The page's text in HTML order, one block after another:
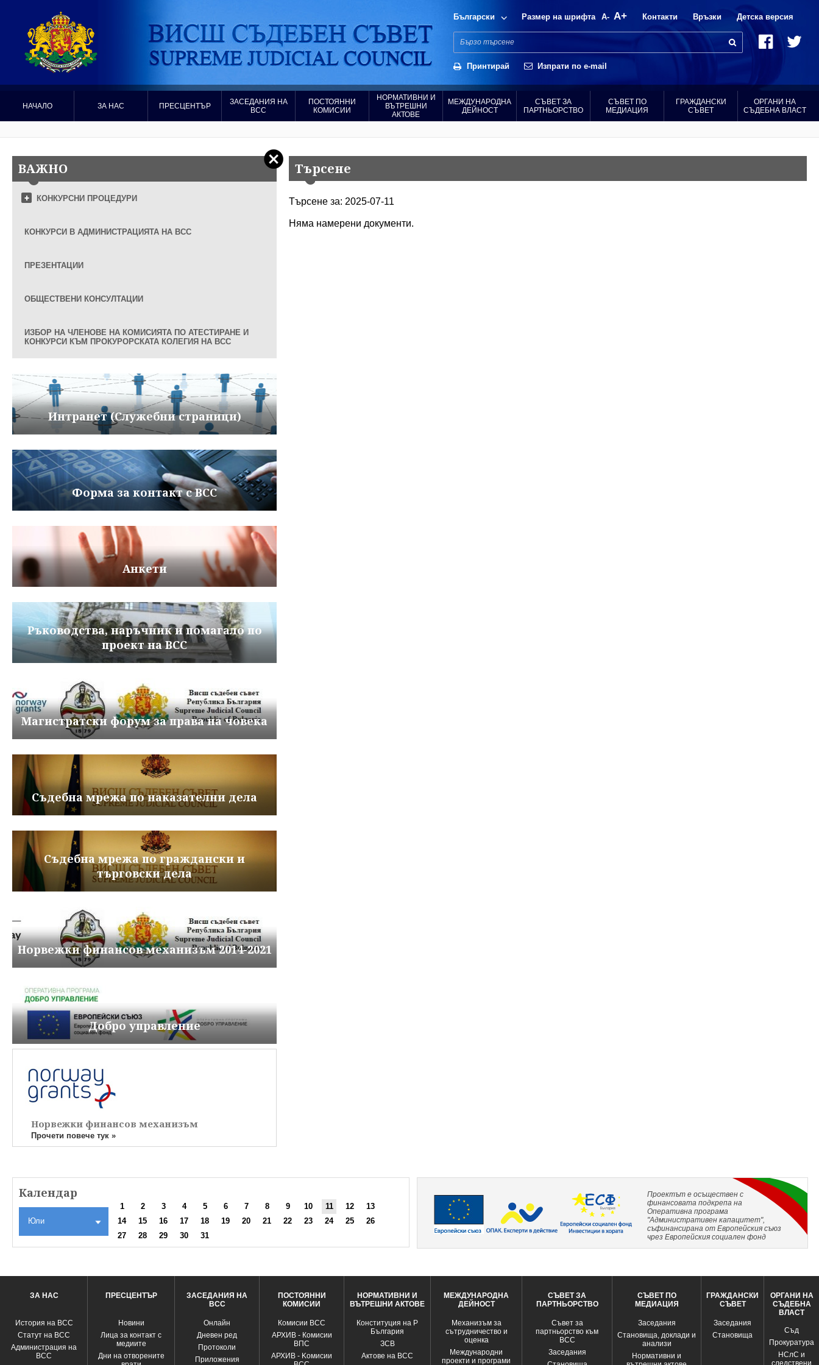
Български Размер на шрифта A- A+ Контакти Връзки Детска версия
Принтирай Изпрати по e-mail
НАЧАЛО ЗА НАС ПРЕСЦЕНТЪР
ЗАСЕДАНИЯ НА
ВСС
ПОСТОЯННИ
КОМИСИИ
НОРМАТИВНИ И
ВЪТРЕШНИ
АКТОВЕ
МЕЖДУНАРОДНА
ДЕЙНОСТ
СЪВЕТ ЗА
ПАРТНЬОРСТВО
СЪВЕТ ПО
МЕДИАЦИЯ
ГРАЖДАНСКИ
СЪВЕТ
ОРГАНИ НА
СЪДЕБНА ВЛАСТ
ВАЖНО
КОНКУРСНИ ПРОЦЕДУРИ
КОНКУРСИ В АДМИНИСТРАЦИЯТА НА ВСС
ПРЕЗЕНТАЦИИ
ОБЩЕСТВЕНИ КОНСУЛТАЦИИ
ИЗБОР НА ЧЛЕНОВЕ НА КОМИСИЯТА ПО АТЕСТИРАНЕ И
КОНКУРСИ КЪМ ПРОКУРОРСКАТА КОЛЕГИЯ НА ВСС
Интранет (Служебни страници)
Форма за контакт с ВСС
Анкети
Ръководства, наръчник и помагало по
проект на ВСС
Магистратски форум за права на човека
Съдебна мрежа по наказателни дела
Съдебна мрежа по граждански и
търговски дела
Норвежки финансов механизъм 2014-2021
Добро управление
Норвежки финансов механизъм
Прочети повече тук »
Търсене
Търсене за: 2025-07-11
Няма намерени документи.
Календар
Юли
1 2 3 4 5 6 7 8 9 10 11 12
13
14
15 16 17 18 19 20 21 22 23 24 25
26
27
28 29 30 31
Проектът е осъществен с
финансовата подкрепа на
Оперативна програма
"Административен капацитет",
съфинансирана от Европейския съюз
чрез Европейския социален фонд
ЗА НАС
История на ВСС
Статут на ВСС
Администрация на
ВСС
ПРЕСЦЕНТЪР
Новини
Лица за контакт с
медиите
Дни на отворените
ЗАСЕДАНИЯ НА
ВСС
Oнлайн
Дневен ред
Протоколи
Приложения
ПОСТОЯННИ
КОМИСИИ
Комисии ВСС
АРХИВ - Комисии
ВПС
АРХИВ - Kомисии
НОРМАТИВНИ И
ВЪТРЕШНИ АКТОВЕ
Конституция на Р
България
ЗСВ
Актове на ВСС
МЕЖДУНАРОДНА
ДЕЙНОСТ
Механизъм за
сътрудничество и
оценка
Международни
проекти и програми
СЪВЕТ ЗА
ПАРТНЬОРСТВО
Съвет за
партньорство към
ВСС
Заседания
СЪВЕТ ПО
МЕДИАЦИЯ
Заседания
Становища, доклади и
анализи
Нормативни и
ГРАЖДАНСКИ
СЪВЕТ
Заседания
Становища
ОРГАНИ НА
СЪДЕБНА
ВЛАСТ
Съд
Прокуратура
НСлС и
следствени